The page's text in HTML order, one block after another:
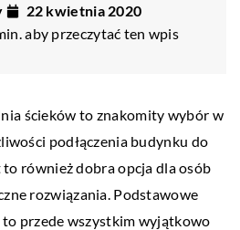
22 kwietnia 2020
aby przeczytać ten wpis
ścieków to znakomity wybór w
podłączenia budynku do
również dobra opcja dla osób
rozwiązania. Podstawowe
przede wszystkim wyjątkowo